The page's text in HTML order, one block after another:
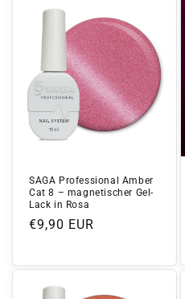
SAGA Professional Amber
Cat 8 – magnetischer Gel-
Lack in Rosa
Normaler
€9,90 EUR